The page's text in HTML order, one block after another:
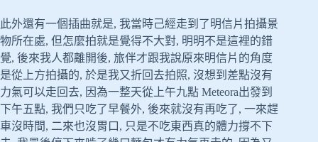
此外還有一個插曲就是, 我當時己經走到了明信片拍攝景
物所在處, 但怎麼拍就是覺得不大對, 明明不是這裡的錯
覺, 後來我人都離開後, 旅伴才跟我說原來明信片的角度
是從上方拍攝的, 於是我又折回去拍照, 沒想到差點沒有
力氣可以走回去, 因為一整天從上午九點 Meteora出發到
下午五點, 我們只吃了早餐外, 後來就沒有再吃了, 一來趕
車沒時間, 二來也沒胃口, 只是不吃東西真的體力撐不下